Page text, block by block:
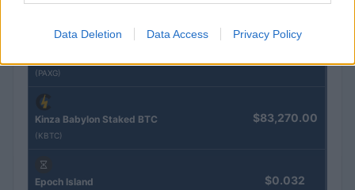
Data Deletion Data Access Privacy Policy
Naam Prijs
(PAXG)
Kinza Babylon Staked BTC
(KBTC)
$83,270.00
Epoch Island $0.032